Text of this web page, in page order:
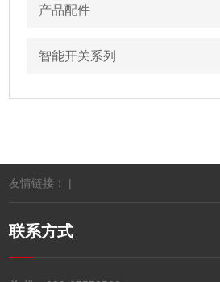
产品配件
智能开关系列
友情链接： |
联系方式